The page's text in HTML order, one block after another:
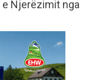
e Njerëzimit nga